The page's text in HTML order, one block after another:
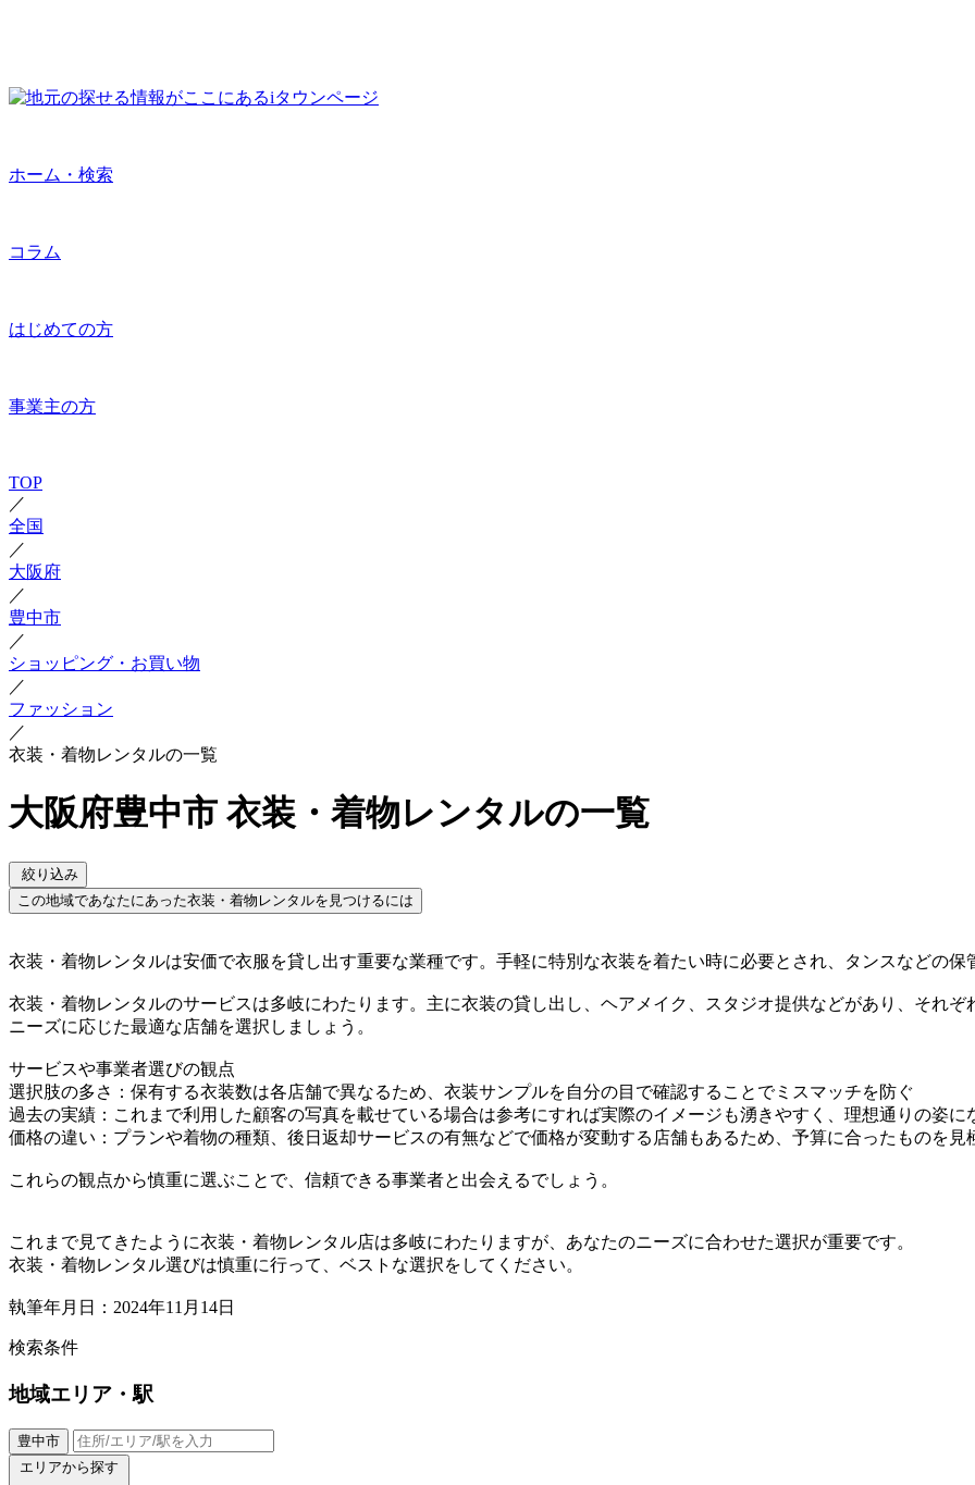
ホーム・検索
コラム
はじめての方
事業主の方
TOP
／
全国
／
大阪府
／
豊中市
／
ショッピング・お買い物
／
ファッション
／
衣装・着物レンタルの一覧
大阪府豊中市 衣装・着物レンタルの一覧
絞り込み
この地域であなたにあった衣装・着物レンタルを見つけるには
衣装・着物レンタルは安価で衣服を貸し出す重要な業種です。手軽に特別な衣装を着たい時に必要とされ、タンスなどの保
衣装・着物レンタルのサービスは多岐にわたります。主に衣装の貸し出し、ヘアメイク、スタジオ提供などがあり、それ
ニーズに応じた最適な店舗を選択しましょう。
サービスや事業者選びの観点
選択肢の多さ：保有する衣装数は各店舗で異なるため、衣装サンプルを自分の目で確認することでミスマッチを防ぐ
過去の実績：これまで利用した顧客の写真を載せている場合は参考にすれば実際のイメージも湧きやすく、理想通りの姿に
価格の違い：プランや着物の種類、後日返却サービスの有無などで価格が変動する店舗もあるため、予算に合ったものを見
これらの観点から慎重に選ぶことで、信頼できる事業者と出会えるでしょう。
これまで見てきたように衣装・着物レンタル店は多岐にわたりますが、あなたのニーズに合わせた選択が重要です。
衣装・着物レンタル選びは慎重に行って、ベストな選択をしてください。
執筆年月日：2024年11月14日
検索条件
地域エリア・駅
豊中市
エリアから探す